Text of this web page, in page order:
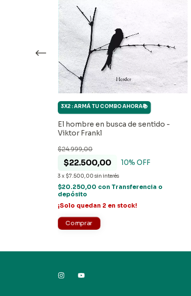
El hombre en busca de sentido -
Viktor Frankl
$22.500,00
$24.999,00
10% OFF
3 x $7.500,00 sin interés
3X2 : ARMÁ TU COMBO AHORA📚
$20.250,00 con Transferencia o
depósito
¡Solo quedan 2 en stock!